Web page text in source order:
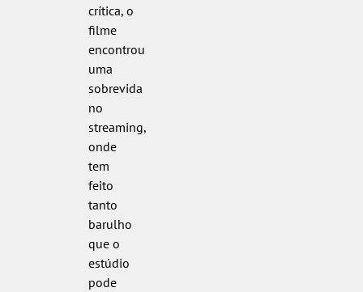
crítica, o
filme
encontrou
uma
sobrevida
no
streaming,
onde
tem
feito
tanto
barulho
que o
estúdio
pode